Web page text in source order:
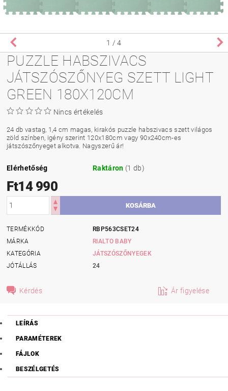
1 / 4
PUZZLE HABSZIVACS
JÁTSZÓSZŐNYEG SZETT LIGHT
GREEN 180X120CM
Nincs értékelés
24 db vastag, 1,4 cm magas, kirakós puzzle habszivacs szett világos
zöld színben, igény szerint 120x180cm vagy 90x240cm-es
játszószőnyeget alkotva. Nagyszerű ár!
Elérhetőség Raktáron (1 db)
Ft14 990
TERMÉKKÓD
RBP563CSET24
MÁRKA
RIALTO BABY
KATEGÓRIA
JÁTSZÓSZŐNYEGEK
JÓTÁLLÁS
24
Kérdés Ár figyelése
LEÍRÁS
PARAMÉTEREK
FÁJLOK
BESZÉLGETÉS